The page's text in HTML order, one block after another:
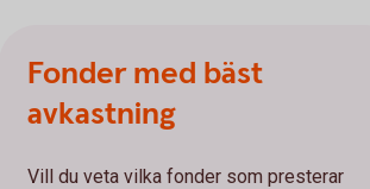
Fonder med bäst
avkastning
Vill du veta vilka fonder som presterar